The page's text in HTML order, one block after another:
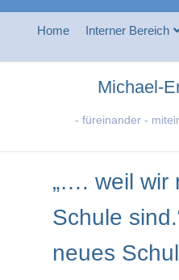
Home Interner Bereich
Michael-
- füreinander -
„…. weil wir
Schule
neues